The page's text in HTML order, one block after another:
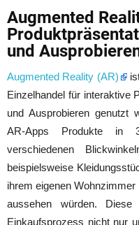
Augmented
und
Augmented Reality (AR)
ist
Einzelhandel für interaktive
und Ausprobieren genutzt
AR-Apps Produkte in
verschiedenen
beispielsweise
ihrem eigenen
aussehen würden.
Einkaufsprozess nicht nur